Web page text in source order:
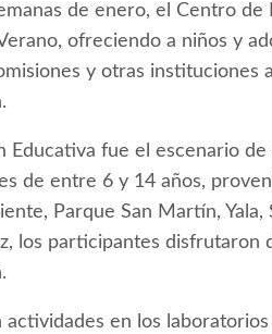
de enero, el Centro
ofreciendo a niños y
y otras instituciones
Educativa fue el escenario
de entre 6 y 14 años,
Parque San Martín, Yala,
los participantes disfrutaron
actividades en los